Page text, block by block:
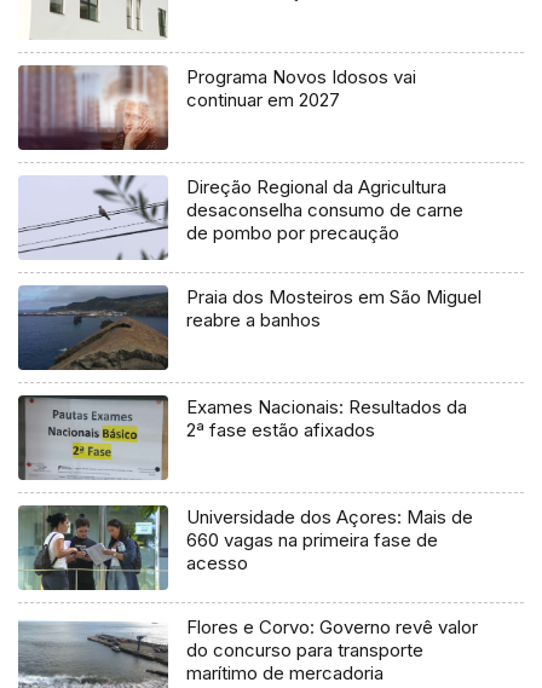
Programa Novos Idosos vai
continuar em 2027
Direção Regional da Agricultura
desaconselha consumo de carne
de pombo por precaução
Praia dos Mosteiros em São Miguel
reabre a banhos
Exames Nacionais: Resultados da
2ª fase estão afixados
Universidade dos Açores: Mais de
660 vagas na primeira fase de
acesso
Flores e Corvo: Governo revê valor
do concurso para transporte
marítimo de mercadoria